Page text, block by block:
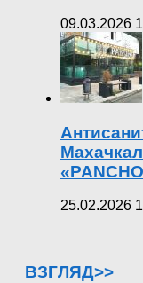
09.03.2026
25.02.2026
ВЗГЛЯД>>